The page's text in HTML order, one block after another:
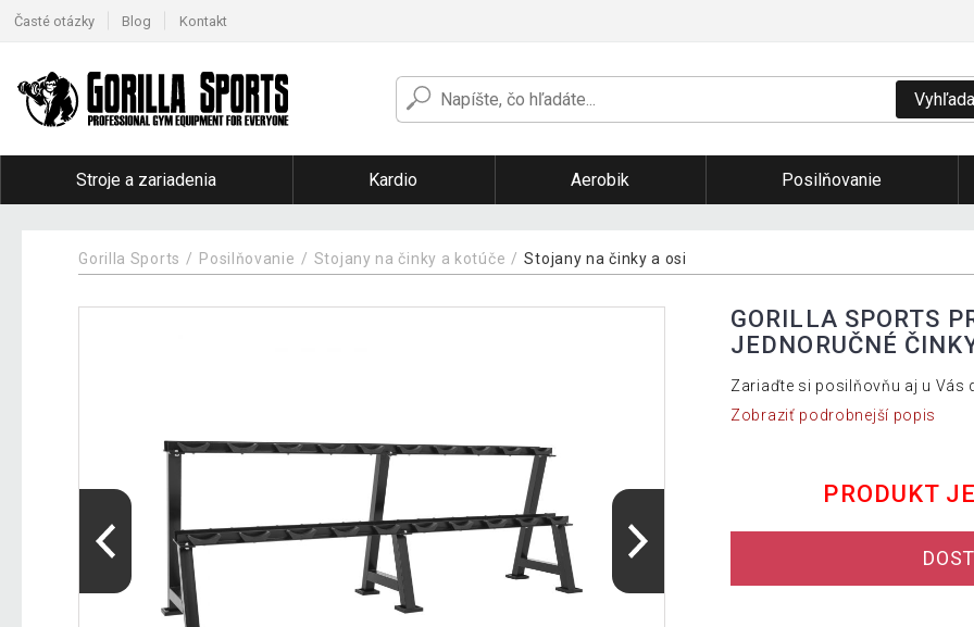
Časté otázky Blog Kontakt
Stroje a zariadenia Kardio Aerobik Posilňovanie
Gorilla Sports Posilňovanie Stojany na činky a kotúče Stojany na činky a osi
GORILLA SPORTS
JEDNORUČNÉ
Zariaďte si posilňovňu aj u Vás
Zobraziť podrobnejší popis
PRODUKT